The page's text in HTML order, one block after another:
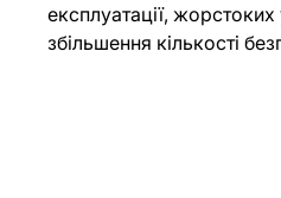
експлуатації,
збільшення кількості